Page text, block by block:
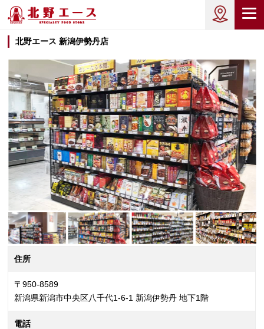
北野エース 新潟伊勢丹店
住所
〒950-8589
新潟県新潟市中央区八千代1-6-1 新潟伊勢丹 地下1階
電話